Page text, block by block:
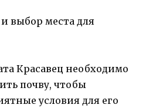
Красавец необходимо
почву, чтобы
условия для его